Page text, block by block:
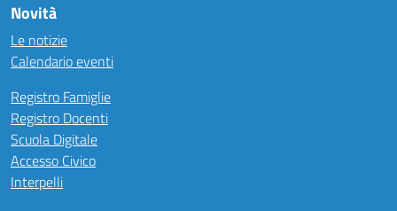
Novità
Le notizie
Calendario eventi
Registro Famiglie
Registro Docenti
Scuola Digitale
Accesso Civico
Interpelli